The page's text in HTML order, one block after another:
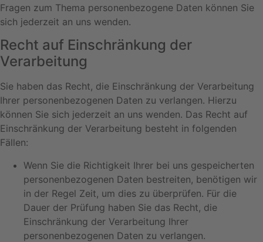
Fragen zum Thema personenbezogene Daten können Sie
sich jederzeit an uns wenden.
Recht auf Einschränkung der
Verarbeitung
Sie haben das Recht, die Einschränkung der Verarbeitung
Ihrer personenbezogenen Daten zu verlangen. Hierzu
können Sie sich jederzeit an uns wenden. Das Recht auf
Einschränkung der Verarbeitung besteht in folgenden
Fällen:
Wenn Sie die Richtigkeit Ihrer bei uns gespeicherten
personenbezogenen Daten bestreiten, benötigen wir
in der Regel Zeit, um dies zu überprüfen. Für die
Dauer der Prüfung haben Sie das Recht, die
Einschränkung der Verarbeitung Ihrer
personenbezogenen Daten zu verlangen.